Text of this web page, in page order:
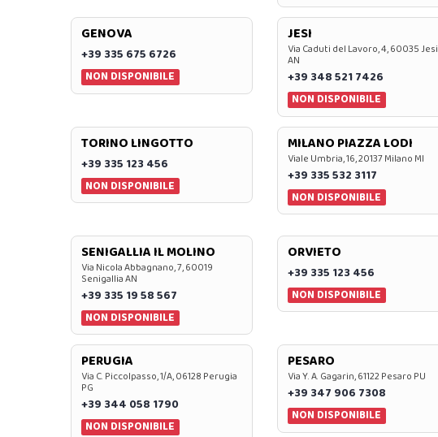
GENOVA
+39 335 675 6726
NON DISPONIBILE
JESI
Via Caduti del Lavoro, 4, 60035 Jesi
AN
+39 348 521 7426
NON DISPONIBILE
TORINO LINGOTTO
+39 335 123 456
NON DISPONIBILE
MILANO PIAZZA LODI
Viale Umbria, 16, 20137 Milano MI
+39 335 532 3117
NON DISPONIBILE
SENIGALLIA IL MOLINO
Via Nicola Abbagnano, 7, 60019
Senigallia AN
+39 335 19 58 567
NON DISPONIBILE
ORVIETO
+39 335 123 456
NON DISPONIBILE
PERUGIA
Via C. Piccolpasso, 1/A, 06128 Perugia
PG
+39 344 058 1790
NON DISPONIBILE
PESARO
Via Y. A. Gagarin, 61122 Pesaro PU
+39 347 906 7308
NON DISPONIBILE